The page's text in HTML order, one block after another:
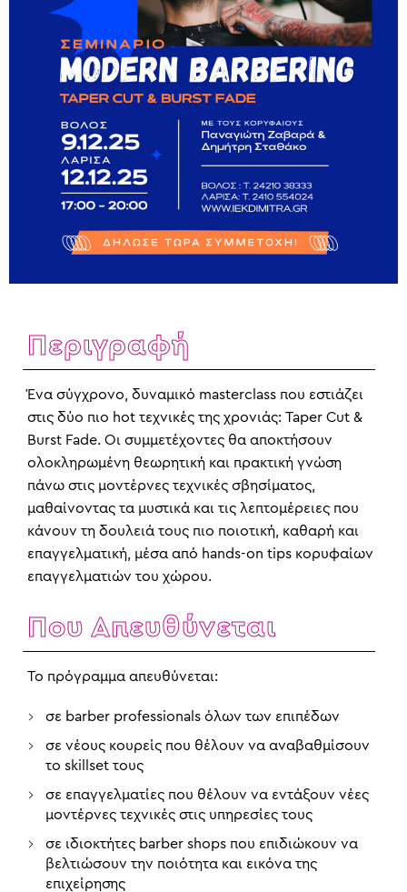
Περιγραφή
Ένα σύγχρονο, δυναμικό masterclass που εστιάζει
στις δύο πιο hot τεχνικές της χρονιάς: Taper Cut &
Burst Fade. Οι συμμετέχοντες θα αποκτήσουν
ολοκληρωμένη θεωρητική και πρακτική γνώση
πάνω στις μοντέρνες τεχνικές σβησίματος,
μαθαίνοντας τα μυστικά και τις λεπτομέρειες που
κάνουν τη δουλειά τους πιο ποιοτική, καθαρή και
επαγγελματική, μέσα από hands-on tips κορυφαίων
επαγγελματιών του χώρου.
Που Απευθύνεται
Το πρόγραμμα απευθύνεται:
σε barber professionals όλων των επιπέδων
σε νέους κουρείς που θέλουν να αναβαθμίσουν
το skillset τους
σε επαγγελματίες που θέλουν να εντάξουν νέες
μοντέρνες τεχνικές στις υπηρεσίες τους
σε ιδιοκτήτες barber shops που επιδιώκουν να
βελτιώσουν την ποιότητα και εικόνα της
επιχείρησης